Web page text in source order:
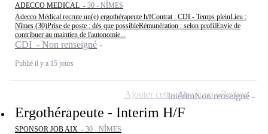
ADECCO MEDICAL - 30 - NÎMES
Adecco Médical recrute un(e) ergothérapeute h/fContrat : CDI - Temps pleinLieu :
Nîmes (30)Prise de poste : dès que possibleRémunération : selon profilEnvie de
contribuer au maintien de l'autonomie...
CDI - Non renseigné
Publié il y a 15 jours
Ergothérapeute - Interim H/F
SPONSOR JOB AIX - 30 - NÎMES
IntérimNon renseigné
Ajouter cette offre à ma sélection